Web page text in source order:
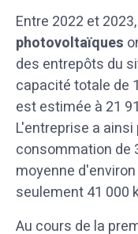
Entre 2022 et
photovoltaïques
des entrepôts du
capacité totale de
est estimée à 21
L'entreprise a
consommation de
moyenne
seulement 41 000
Au cours de la